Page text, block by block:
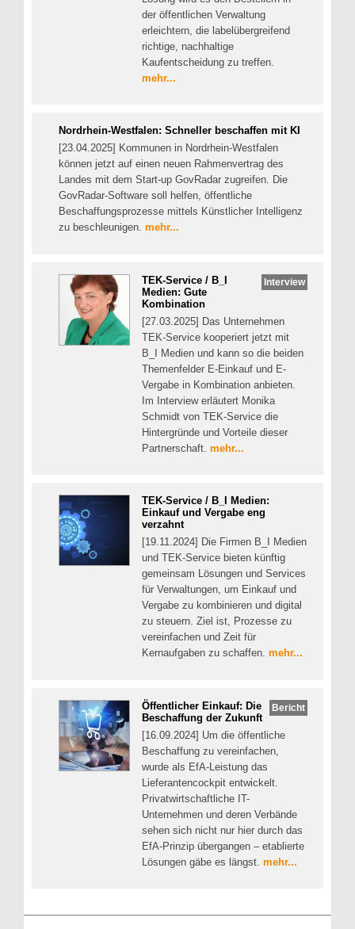
der öffentlichen Verwaltung
erleichtern, die labelübergreifend
richtige, nachhaltige
Kaufentscheidung zu treffen.
mehr...
Nordrhein-Westfalen: Schneller beschaffen mit KI
[23.04.2025] Kommunen in Nordrhein-Westfalen
können jetzt auf einen neuen Rahmenvertrag des
Landes mit dem Start-up GovRadar zugreifen. Die
GovRadar-Software soll helfen, öffentliche
Beschaffungsprozesse mittels Künstlicher Intelligenz
zu beschleunigen. mehr...
Interview
TEK-Service / B_I
Medien: Gute
Kombination
[27.03.2025] Das Unternehmen
TEK-Service kooperiert jetzt mit
B_I Medien und kann so die beiden
Themenfelder E-Einkauf und E-
Vergabe in Kombination anbieten.
Im Interview erläutert Monika
Schmidt von TEK-Service die
Hintergründe und Vorteile dieser
Partnerschaft. mehr...
TEK-Service / B_I Medien:
Einkauf und Vergabe eng
verzahnt
[19.11.2024] Die Firmen B_I Medien
und TEK-Service bieten künftig
gemeinsam Lösungen und Services
für Verwaltungen, um Einkauf und
Vergabe zu kombinieren und digital
zu steuern. Ziel ist, Prozesse zu
vereinfachen und Zeit für
Kernaufgaben zu schaffen. mehr...
Bericht
Öffentlicher Einkauf: Die
Beschaffung der Zukunft
[16.09.2024] Um die öffentliche
Beschaffung zu vereinfachen,
wurde als EfA-Leistung das
Lieferantencockpit entwickelt.
Privatwirtschaftliche IT-
Unternehmen und deren Verbände
sehen sich nicht nur hier durch das
EfA-Prinzip übergangen – etablierte
Lösungen gäbe es längst. mehr...